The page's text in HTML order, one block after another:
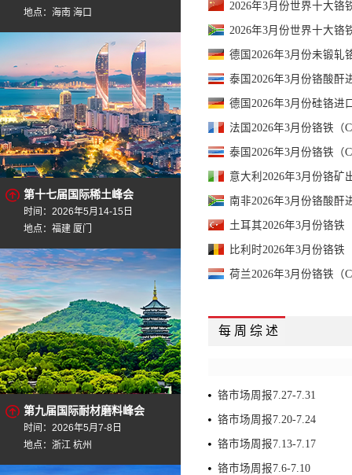
地点：海南 海口
第十七届国际稀土峰会
时间：2026年5月14-15日
地点：福建 厦门
第九届国际耐材磨料峰会
时间：2026年5月7-8日
地点：浙江 杭州
2026年3月份世界十大铬
2026年3月份世界十大铬
德国2026年3月份未锻轧
泰国2026年3月份铬酸酐
德国2026年3月份硅铬进
法国2026年3月份铬铁（
泰国2026年3月份铬铁（
意大利2026年3月份铬矿
南非2026年3月份铬酸酐
土耳其2026年3月份铬铁
比利时2026年3月份铬铁
荷兰2026年3月份铬铁（
每 周 综 述
铬市场周报7.27-7.31
铬市场周报7.20-7.24
铬市场周报7.13-7.17
铬市场周报7.6-7.10